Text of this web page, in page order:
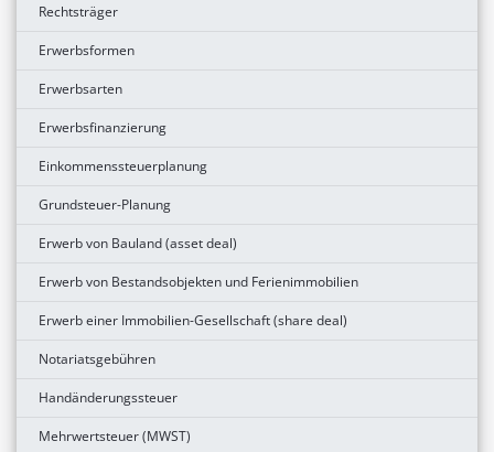
Rechtsträger
Erwerbsformen
Erwerbsarten
Erwerbsfinanzierung
Einkommenssteuerplanung
Grundsteuer-Planung
Erwerb von Bauland (asset deal)
Erwerb von Bestandsobjekten und Ferienimmobilien
Erwerb einer Immobilien-Gesellschaft (share deal)
Notariatsgebühren
Handänderungssteuer
Mehrwertsteuer (MWST)